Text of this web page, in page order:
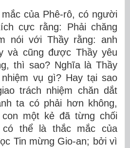
của Phê-rô, có người
cực rằng: Phải chăng
nói với Thầy rằng: anh
và cũng được Thầy yêu
thì sao? Nghĩa là Thầy
vụ gì? Hay tại sao
trách nhiệm chăn dắt
ta có phải hơn không,
một kẻ đã từng chối
thể là thắc mắc của
Tin mừng Gio-an; bởi vì